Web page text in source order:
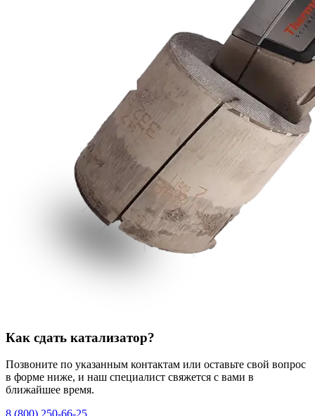
Как сдать катализатор?
Позвоните по указанным контактам или оставьте свой вопрос
в форме ниже, и наш специалист свяжется с вами в
ближайшее время.